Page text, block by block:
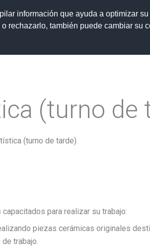
información que ayuda a optimizar
rechazarlo, también puede cambiar su
Trámites e información
(turno de
(turno de tarde)
para realizar su trabajo:
piezas cerámicas originales
trabajo.